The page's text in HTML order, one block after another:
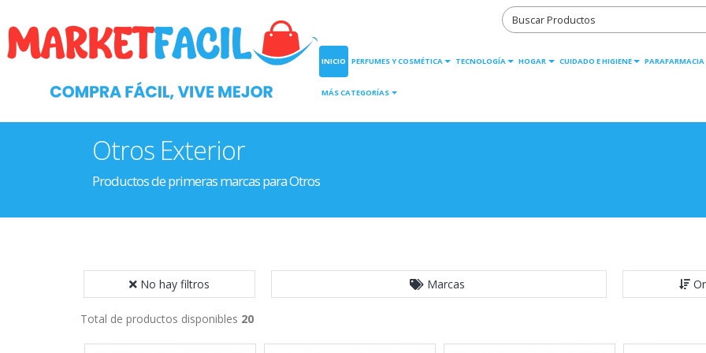
INICIO PERFUMES Y COSMÉTICA TECNOLOGÍA HOGAR CUIDADO E HIGIENE PARAFARMACIA
MÁS CATEGORÍAS
Otros Exterior
Productos de primeras marcas para Otros
No hay filtros Marcas
Total de productos disponibles 20